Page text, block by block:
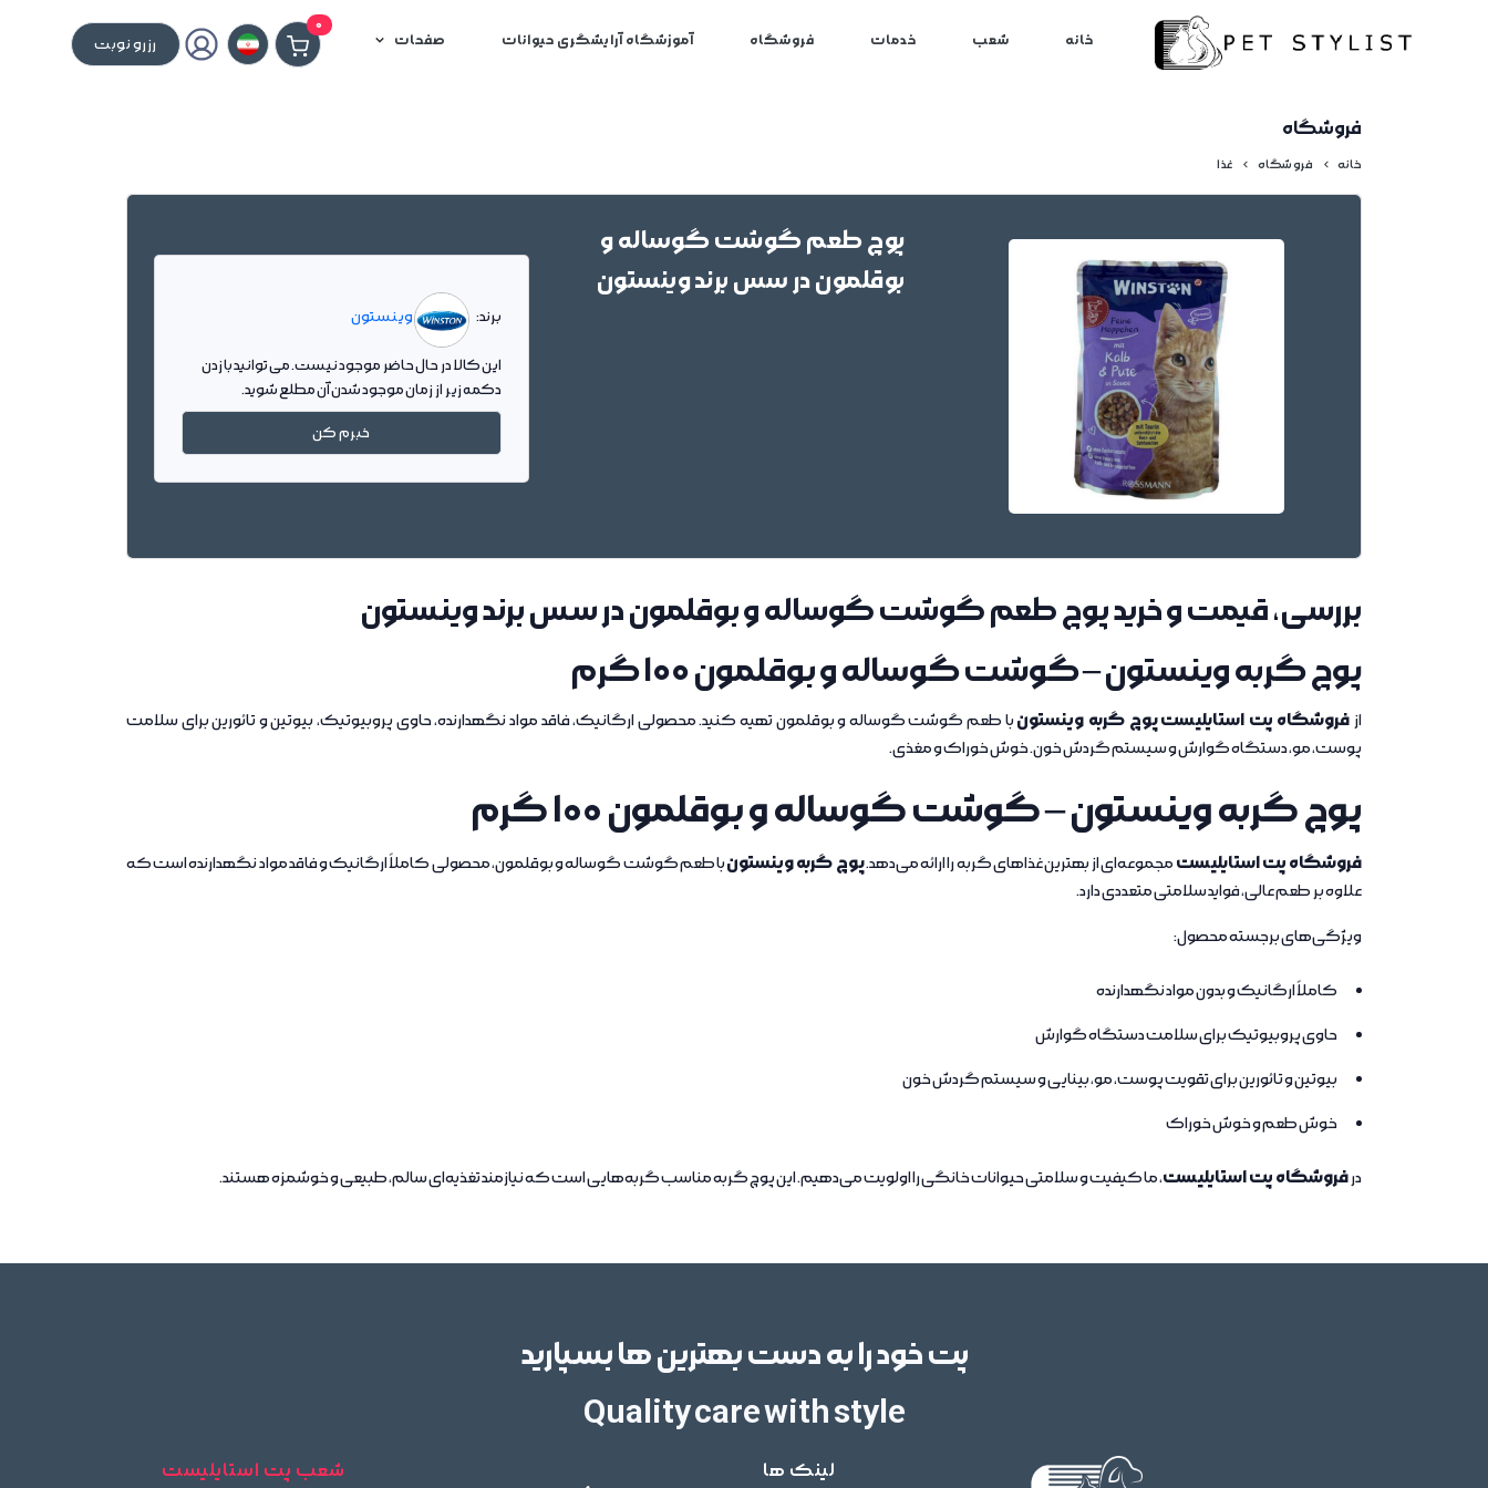
0
رزرو نوبت خانه شعب خدمات فروشگاه آموزشگاه آرایشگری حیوانات صفحات
فروشگاه
خانه فروشگاه غذا
پوچ طعم گوشت گوساله و
بوقلمون در سس برند وینستون
برند: وینستون
این کالا در حال حاضر موجود نیست. می توانید با زدن
دکمه زیر از زمان موجود شدن آن مطلع شوید.
خبرم کن
بررسی، قیمت و خرید پوچ طعم گوشت گوساله و بوقلمون در سس برند وینستون
پوچ گربه وینستون – گوشت گوساله و بوقلمون 100 گرم
از فروشگاه پت استایلیستپوچ گربه وینستون با طعم گوشت گوساله و بوقلمون تهیه کنید. محصولی ارگانیک، فاقد مواد نگهدارنده، حاوی پروبیوتیک، بیوتین و تائورین برای سلامت
پوست، مو، دستگاه گوارش و سیستم گردش خون. خوش خوراک و مغذی.
پوچ گربه وینستون – گوشت گوساله و بوقلمون 100 گرم
فروشگاه پت استایلیست مجموعه‌ای از بهترین غذاهای گربه را ارائه می‌دهد.پوچ گربه وینستونبا طعم گوشت گوساله و بوقلمون، محصولی کاملاً ارگانیک و فاقد مواد نگهدارنده است که
علاوه بر طعم عالی، فواید سلامتی متعددی دارد.
ویژگی‌های برجسته محصول:
کاملاً ارگانیک و بدون مواد نگهدارنده
حاوی پروبیوتیک برای سلامت دستگاه گوارش
بیوتین و تائورین برای تقویت پوست، مو، بینایی و سیستم گردش خون
خوش طعم و خوش خوراک
درفروشگاه پت استایلیست، ما کیفیت و سلامتی حیوانات خانگی را اولویت می‌دهیم. این پوچ گربه مناسب گربه‌هایی است که نیازمند تغذیه‌ای سالم، طبیعی و خوشمزه هستند.
پت خود را به دست بهترین ها بسپارید
Quality care with style
لینک ها شعب پت استایلیست